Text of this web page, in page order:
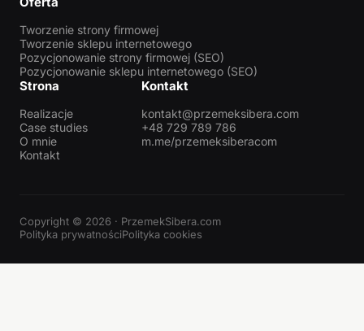
Tworzenie strony firmowej
Tworzenie sklepu internetowego
Pozycjonowanie strony firmowej (SEO)
Pozycjonowanie sklepu internetowego (SEO)
Strona
Realizacje
Case studies
O mnie
Kontakt
Kontakt
kontakt@przemeksibera.com
+48 729 789 786
m.me/przemeksiberacom
Copyright © 2026 · PrzemekSibera.com
Polityka prywatnościPolityka cookies